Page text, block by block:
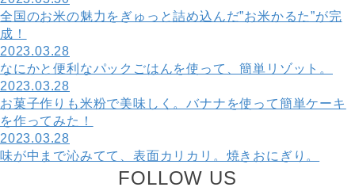
全国のお米の魅力をぎゅっと詰め込んだ”お米かるた”が完
成！
2023.03.28
なにかと便利なパックごはんを使って、簡単リゾット。
2023.03.28
お菓子作りも米粉で美味しく。バナナを使って簡単ケーキ
を作ってみた！
2023.03.28
味が中まで沁みてて、表面カリカリ。焼きおにぎり。
FOLLOW US